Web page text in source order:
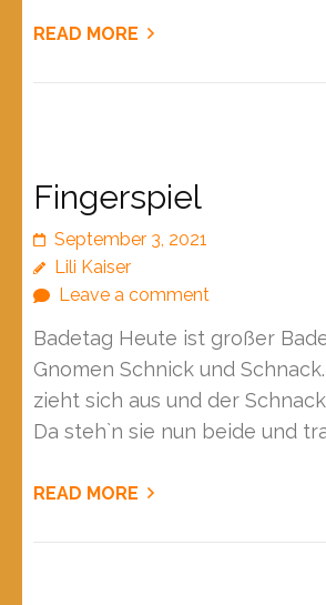
READ MORE
Fingerspiel
September 3, 2021
Lili Kaiser
Leave a comment
Badetag Heute ist großer
Gnomen Schnick und
zieht sich aus und der
Da steh`n sie nun beide und
READ MORE